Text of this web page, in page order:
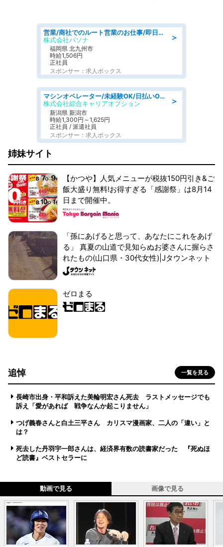
＞
営業/商社でのルート営業のお仕事/即日勤務可/車通勤可/営業
株式会社パソナ
福岡県 北九州市
時給1,506円
正社員
スポンサー：求人ボックス
＞
マシンオペレーター/未経験OK/日払いOK/寮費無料/交替制/20・30・40代活躍中
株式会社綜合キャリアオプション
新潟県 新潟市
時給1,300円～1,625円
正社員 / 派遣社員
スポンサー：求人ボックス
姉妹サイト
【かつや】人気メニューが税抜150円引き&ご
飯大盛り無料!お得すぎる「感謝祭」は8月14
日まで開催中。
「孫にあげると思って、あなたにこれをあげ
る」 真夏の山道で見知らぬお婆さんに握らさ
れたもの(山口県・30代女性)|Jタウンネット
ゼロまる
追悼 一覧を見る
長崎市出身・平和訴えた美輪明宏さん死去 ラストメッセージでも
訴え「愛があれば 戦争なんか起こりません」
つげ義春さんと白土三平さん カリスマ漫画家、二人の「違い」と
は？
死去した丹羽宇一郎さんは、経済界有数の読書家だった 『死ぬほ
ど読書』ベストセラーに
動画で見る 画像で見る